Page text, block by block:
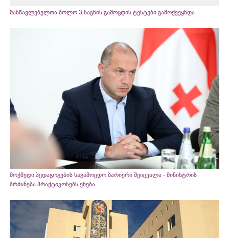
მასწავლებელთა ბოლო 3 საგნის გამოცდის ტესტები გამოქვეყნდა
მოქმედი პედაგოგების საგამოცდო ბარიერი შეიცვალა - მინისტრის
ბრძანება პრაქტიკოსებს ეხება